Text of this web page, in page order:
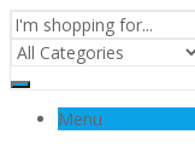
Menu